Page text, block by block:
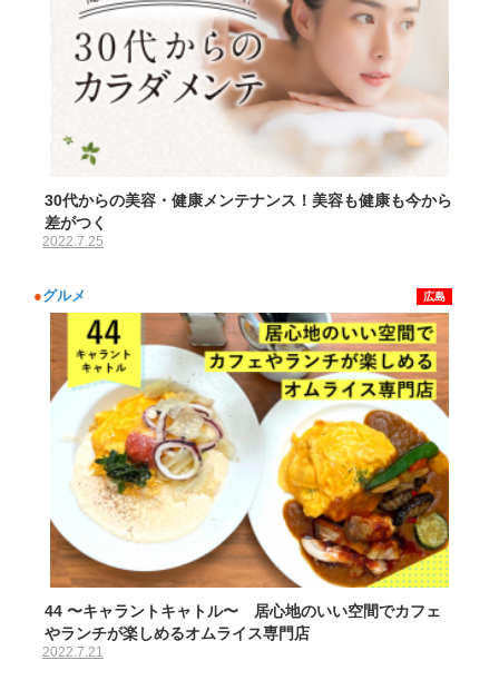
30代からの美容・健康メンテナンス！美容も健康も今から
差がつく
2022.7.25
●グルメ 広島
44 〜キャラントキャトル〜 居心地のいい空間でカフェ
やランチが楽しめるオムライス専門店
2022.7.21